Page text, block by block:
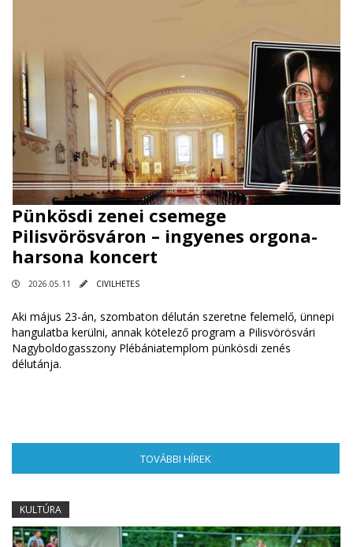
Pünkösdi zenei csemege
Pilisvörösváron – ingyenes orgona-
harsona koncert
2026.05.11 CIVILHETES
Aki május 23-án, szombaton délután szeretne felemelő, ünnepi
hangulatba kerülni, annak kötelező program a Pilisvörösvári
Nagyboldogasszony Plébániatemplom pünkösdi zenés
délutánja.
TOVÁBBI HÍREK
KULTÚRA